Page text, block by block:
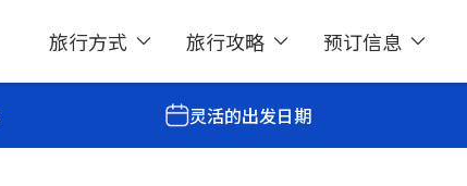
旅行方式 旅行攻略 预订信息
灵活的出发日期